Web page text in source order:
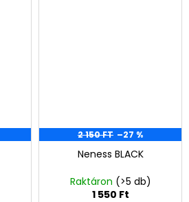
2 150 FT –27 %
Neness BLACK
Raktáron (>5 db)
1 550 Ft